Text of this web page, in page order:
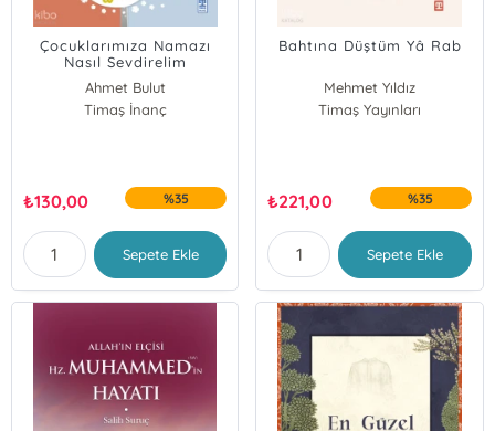
Çocuklarımıza Namazı
Nasıl Sevdirelim
Ahmet Bulut
Timaş İnanç
₺130,00 %35
Sepete Ekle
Bahtına Düştüm Yâ Rab
Mehmet Yıldız
Timaş Yayınları
₺221,00 %35
Sepete Ekle